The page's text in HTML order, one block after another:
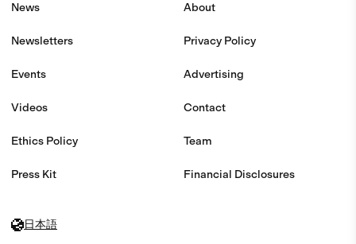
News
Newsletters
Events
Videos
Ethics Policy
Press Kit
About
Privacy Policy
Advertising
Contact
Team
Financial Disclosures
日本語